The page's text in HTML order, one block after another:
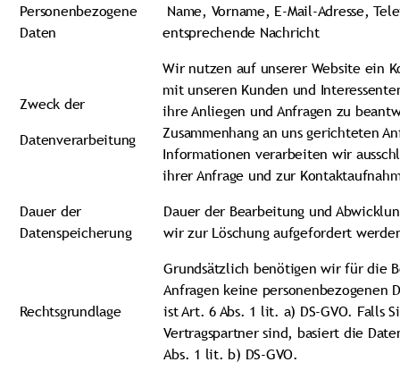
Personenbezogene
Daten
Name, Vorname, E-Mail-Adresse,
entsprechende Nachricht
Zweck der
Datenverarbeitung
Wir nutzen auf unserer Website ein
mit unseren Kunden und
ihre Anliegen und Anfragen zu
Zusammenhang an uns gerichteten
Informationen verarbeiten wir
ihrer Anfrage und zur
Dauer der
Datenspeicherung
Dauer der Bearbeitung und
wir zur Löschung aufgefordert
Rechtsgrundlage
Grundsätzlich benötigen wir für die
Anfragen keine personenbezogenen
ist Art. 6 Abs. 1 lit. a) DS-GVO. Falls
Vertragspartner sind, basiert die
Abs. 1 lit. b) DS-GVO.